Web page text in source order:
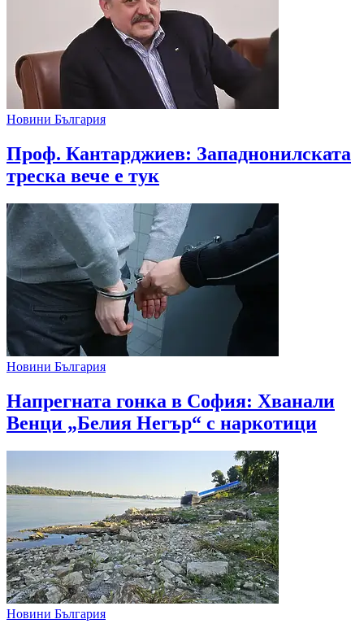
Новини България
Проф. Кантарджиев: Западнонилската
треска вече е тук
Новини България
Напрегната гонка в София: Хванали
Венци „Белия Негър“ с наркотици
Новини България